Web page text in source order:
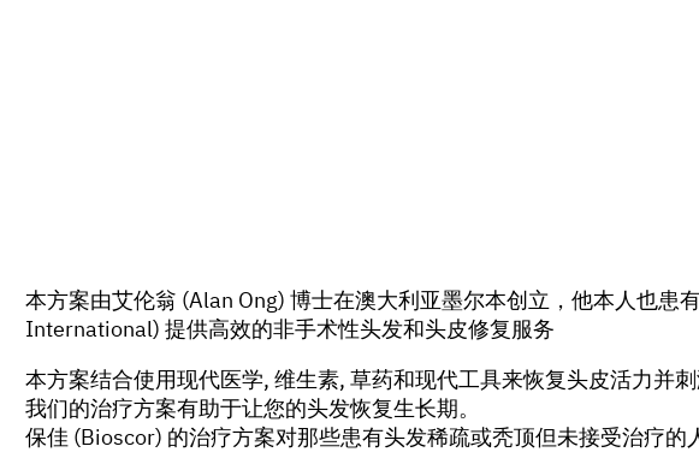
本方案由艾伦翁 (Alan Ong) 博士在澳大利亚墨尔本创立，他本人也患
International) 提供高效的非手术性头发和头皮修复服务
本方案结合使用现代医学, 维生素, 草药和现代工具来恢复头皮活力并刺
我们的治疗方案有助于让您的头发恢复生长期。
保佳 (Bioscor) 的治疗方案对那些患有头发稀疏或秃顶但未接受治疗的